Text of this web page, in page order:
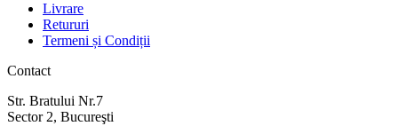
Livrare
Retururi
Termeni și Condiții
Contact
Str. Bratului Nr.7
Sector 2, Bucureşti